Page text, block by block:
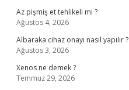
Az pişmiş et tehlikeli mi ?
Ağustos 4, 2026
Albaraka cihaz onayı nasıl yapılır ?
Ağustos 3, 2026
Xenos ne demek ?
Temmuz 29, 2026